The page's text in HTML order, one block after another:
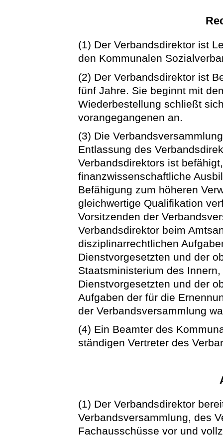
(1) Der Verbandsdirektor ist
den Kommunalen
(2) Der Verbandsdirektor ist
fünf Jahre. Sie beginnt mit
Wiederbestellung schließt
vorangegangenen an.
(3) Die
Entlassung des
Verbandsdirektors ist
finanzwissenschaftliche
Befähigung zum höheren
gleichwertige Qualifikation
Vorsitzenden der
Verbandsdirektor beim
disziplinarrechtlichen
Dienstvorgesetzten und der
Staatsministerium des
Dienstvorgesetzten und der
Aufgaben der für die
der Verbandsversammlung
(4) Ein Beamter des
ständigen Vertreter des
(1) Der Verbandsdirektor
Verbandsversammlung, des
Fachausschüsse vor und